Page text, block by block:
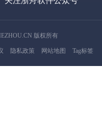
版权所有
隐私政策 网站地图 Tag标签